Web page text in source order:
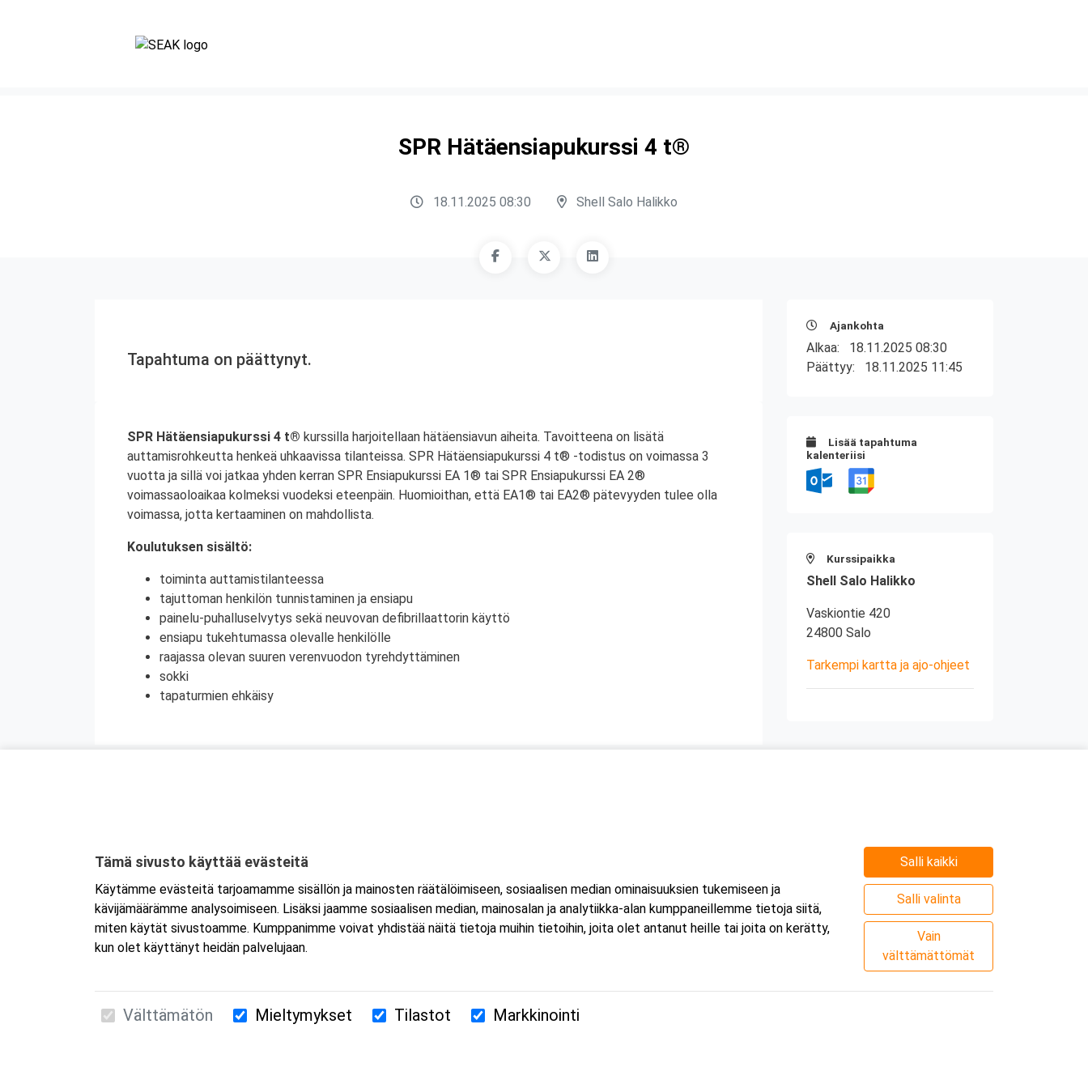
SPR Hätäensiapukurssi 4 t®
18.11.2025 08:30 Shell Salo Halikko
Tapahtuma on päättynyt.
SPR Hätäensiapukurssi 4 t® kurssilla harjoitellaan hätäensiavun aiheita. Tavoitteena on lisätä
auttamisrohkeutta henkeä uhkaavissa tilanteissa. SPR Hätäensiapukurssi 4 t® -todistus on voimassa 3
vuotta ja sillä voi jatkaa yhden kerran SPR Ensiapukurssi EA 1® tai SPR Ensiapukurssi EA 2®
voimassaoloaikaa kolmeksi vuodeksi eteenpäin. Huomioithan, että EA1® tai EA2® pätevyyden tulee olla
voimassa, jotta kertaaminen on mahdollista.
Koulutuksen sisältö:
toiminta auttamistilanteessa
tajuttoman henkilön tunnistaminen ja ensiapu
painelu-puhalluselvytys sekä neuvovan defibrillaattorin käyttö
ensiapu tukehtumassa olevalle henkilölle
raajassa olevan suuren verenvuodon tyrehdyttäminen
sokki
tapaturmien ehkäisy
Ajankohta
Alkaa: 18.11.2025 08:30
Päättyy: 18.11.2025 11:45
Lisää tapahtuma
kalenteriisi
Kurssipaikka
Shell Salo Halikko
Vaskiontie 420
24800 Salo
Tarkempi kartta ja ajo-ohjeet
Suomen Ensiapukoulutus Oy / Valimotie 21 / 00380 Helsinki
Tämä sivusto käyttää evästeitä
Käytämme evästeitä tarjoamamme sisällön ja mainosten räätälöimiseen, sosiaalisen median ominaisuuksien tukemiseen ja
kävijämäärämme analysoimiseen. Lisäksi jaamme sosiaalisen median, mainosalan ja analytiikka-alan kumppaneillemme tietoja siitä,
miten käytät sivustoamme. Kumppanimme voivat yhdistää näitä tietoja muihin tietoihin, joita olet antanut heille tai joita on kerätty,
kun olet käyttänyt heidän palvelujaan.
Salli kaikki
Salli valinta
Vain
välttämättömät
Välttämätön Mieltymykset Tilastot Markkinointi